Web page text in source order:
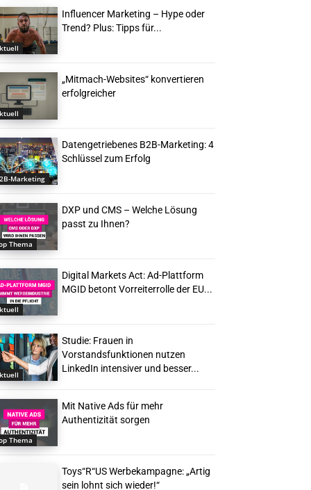
Influencer Marketing – Hype oder
Trend? Plus: Tipps für...
„Mitmach-Websites“ konvertieren
erfolgreicher
Marketing
Datengetriebenes B2B-Marketing: 4
Schlüssel zum Erfolg
Thema
DXP und CMS – Welche Lösung
passt zu Ihnen?
Digital Markets Act: Ad-Plattform
MGID betont Vorreiterrolle der EU...
Studie: Frauen in
Vorstandsfunktionen nutzen
LinkedIn intensiver und besser...
Thema
Mit Native Ads für mehr
Authentizität sorgen
Toys“R“US Werbekampagne: „Artig
sein lohnt sich wieder!“